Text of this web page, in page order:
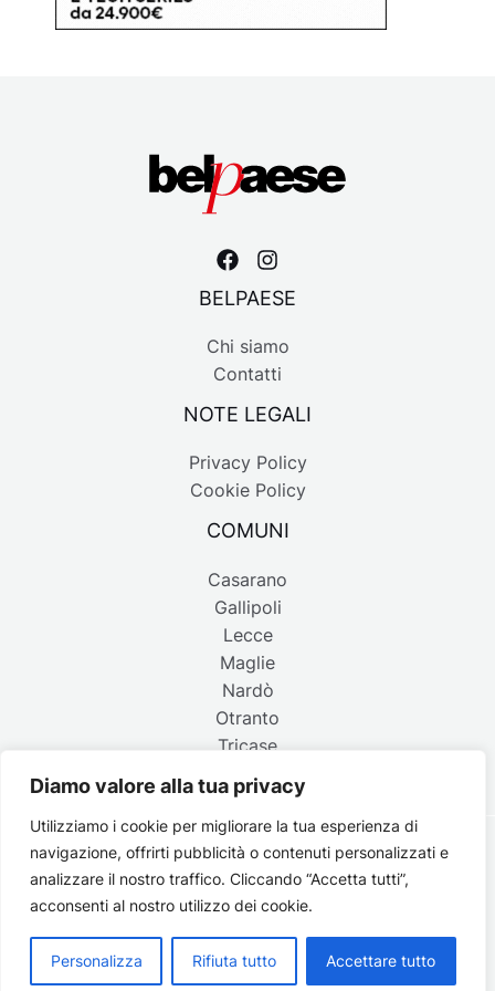
Diamo valore alla tua privacy
Utilizziamo i cookie per migliorare la tua esperienza di
navigazione, offrirti pubblicità o contenuti personalizzati e
analizzare il nostro traffico. Cliccando “Accetta tutti”,
acconsenti al nostro utilizzo dei cookie.
Personalizza Rifiuta tutto Accettare tutto
BELPAESE
Chi siamo
Contatti
NOTE LEGALI
Privacy Policy
Cookie Policy
COMUNI
Casarano
Gallipoli
Lecce
Maglie
Nardò
Otranto
Tricase
Copyright © 2026 Belpaese | Periodico d'informazione del
Salento - P.IVA 4637850753 - Testata registrata il 18 gennaio